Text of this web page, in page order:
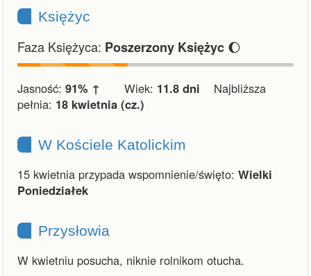
Księżyc
Faza Księżyca: Poszerzony Księżyc 🌔
Jasność: 91% ↑ Wiek: 11.8 dni Najbliższa
pełnia: 18 kwietnia (cz.)
W Kościele Katolickim
15 kwietnia przypada wspomnienie/święto: Wielki
Poniedziałek
Przysłowia
W kwietniu posucha, niknie rolnikom otucha.